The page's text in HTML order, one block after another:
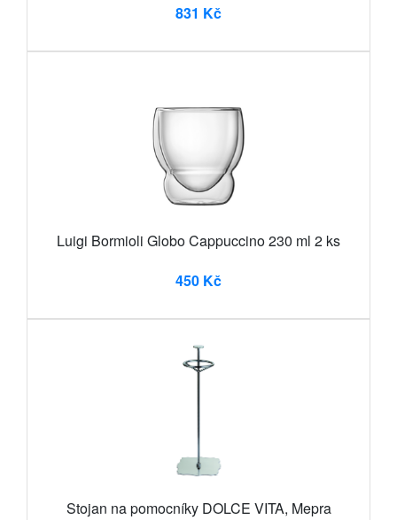
831 Kč
Luigi Bormioli Globo Cappuccino 230 ml 2 ks
450 Kč
Stojan na pomocníky DOLCE VITA, Mepra